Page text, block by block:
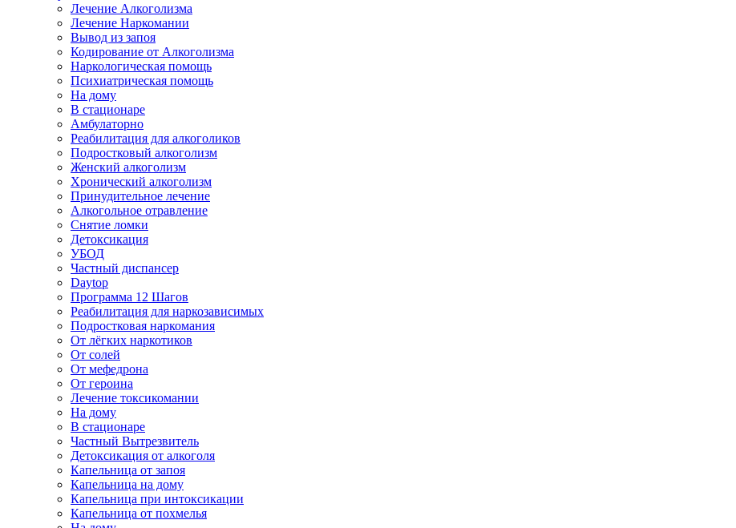
Лечение Алкоголизма
Лечение Наркомании
Вывод из запоя
Кодирование от Алкоголизма
Наркологическая помощь
Психиатрическая помощь
На дому
В стационаре
Амбулаторно
Реабилитация для алкоголиков
Подростковый алкоголизм
Женский алкоголизм
Хронический алкоголизм
Принудительное лечение
Алкогольное отравление
Снятие ломки
Детоксикация
УБОД
Частный диспансер
Daytop
Программа 12 Шагов
Реабилитация для наркозависимых
Подростковая наркомания
От лёгких наркотиков
От солей
От мефедрона
От героина
Лечение токсикомании
На дому
В стационаре
Частный Вытрезвитель
Детоксикация от алкоголя
Капельница от запоя
Капельница на дому
Капельница при интоксикации
Капельница от похмелья